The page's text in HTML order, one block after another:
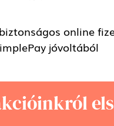
online
jóvoltából